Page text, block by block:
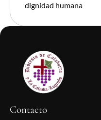
dignidad humana
Contacto